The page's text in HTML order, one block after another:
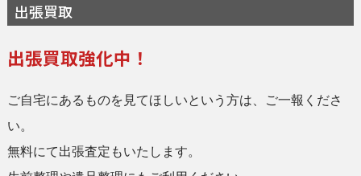
出張買取
出張買取強化中！
ご自宅にあるものを見てほしいという方は、ご一報くださ
い。
無料にて出張査定もいたします。